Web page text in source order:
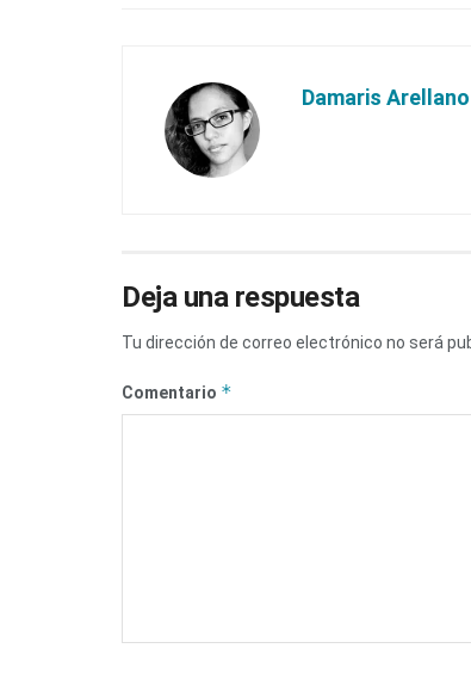
Damaris Arellano
Deja una respuesta
Tu dirección de correo electrónico no será
Comentario *